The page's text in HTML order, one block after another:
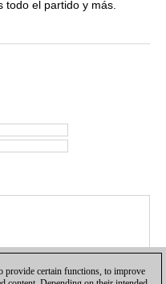
todo el partido y más.
provide certain functions, to improve